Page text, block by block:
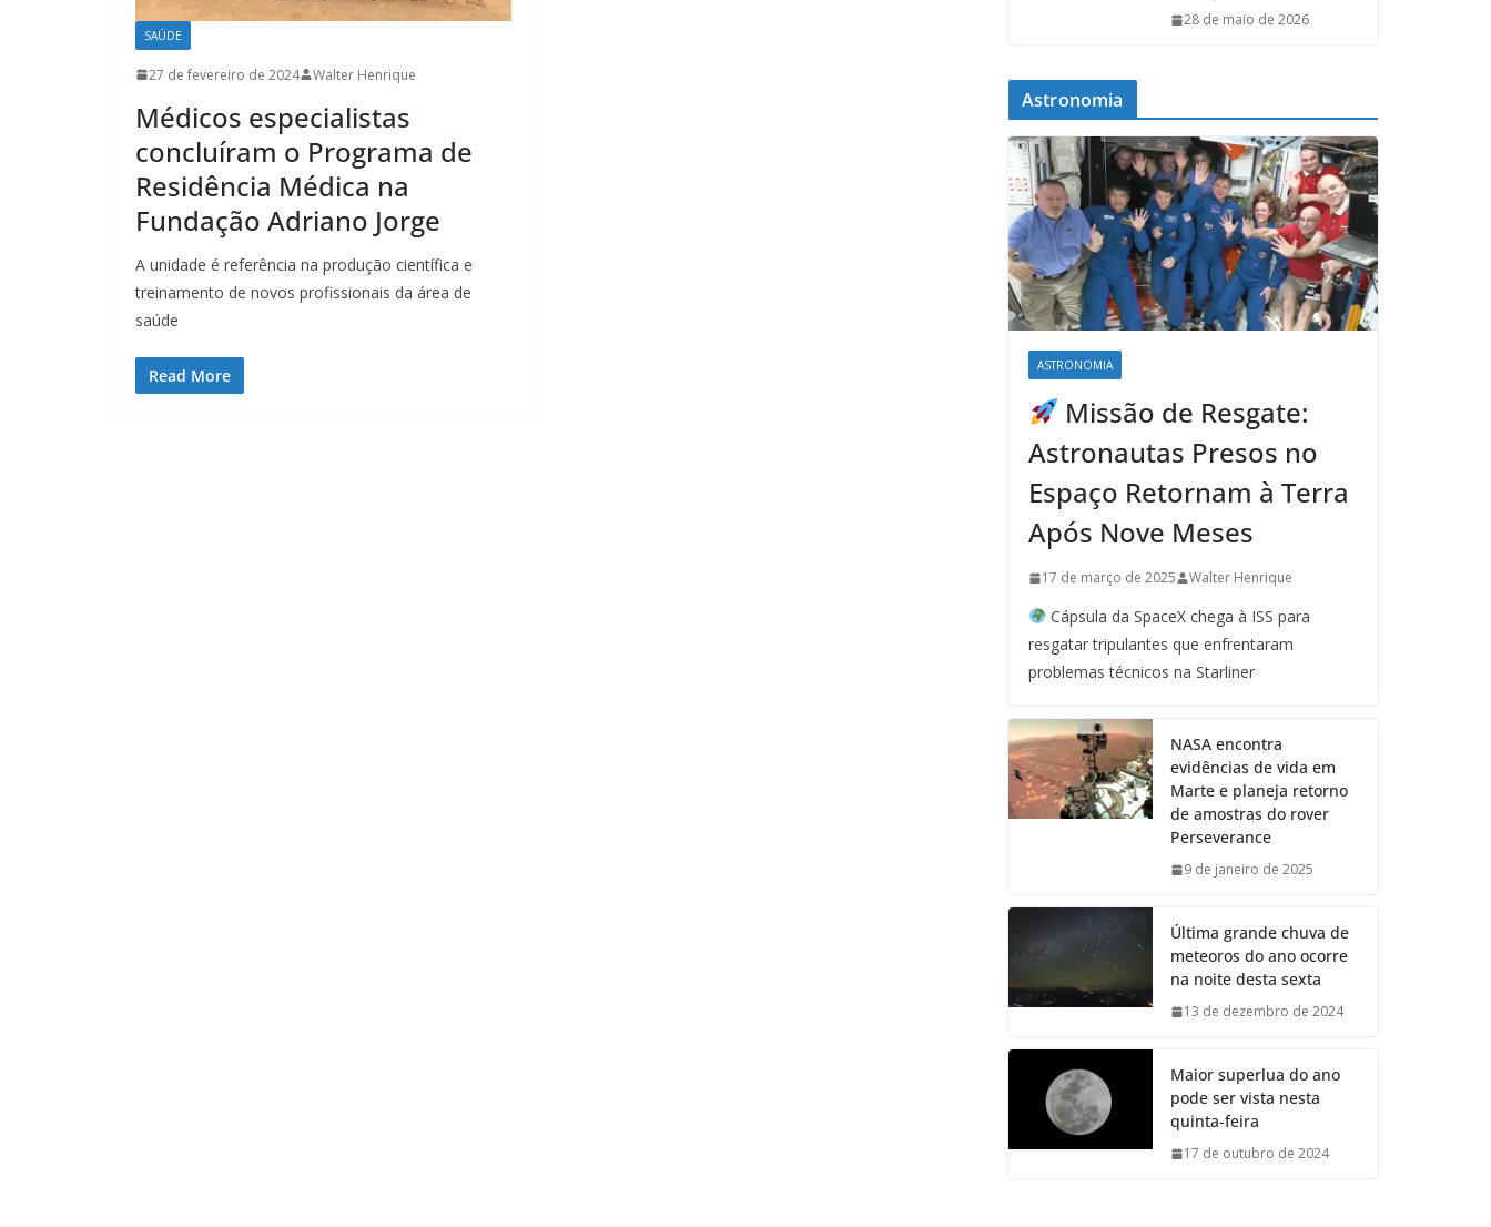
SAÚDE
27 de fevereiro de 2024 Walter Henrique
Médicos especialistas
concluíram o Programa de
Residência Médica na
Fundação Adriano Jorge
A unidade é referência na produção científica e
treinamento de novos profissionais da área de
saúde
Read More
28 de maio de 2026
Astronomia
ASTRONOMIA
Missão de Resgate:
Astronautas Presos no
Espaço Retornam à Terra
Após Nove Meses
17 de março de 2025 Walter Henrique
Cápsula da SpaceX chega à ISS para
resgatar tripulantes que enfrentaram
problemas técnicos na Starliner
NASA encontra
evidências de vida em
Marte e planeja retorno
de amostras do rover
Perseverance
9 de janeiro de 2025
Última grande chuva de
meteoros do ano ocorre
na noite desta sexta
13 de dezembro de 2024
Maior superlua do ano
pode ser vista nesta
quinta-feira
17 de outubro de 2024